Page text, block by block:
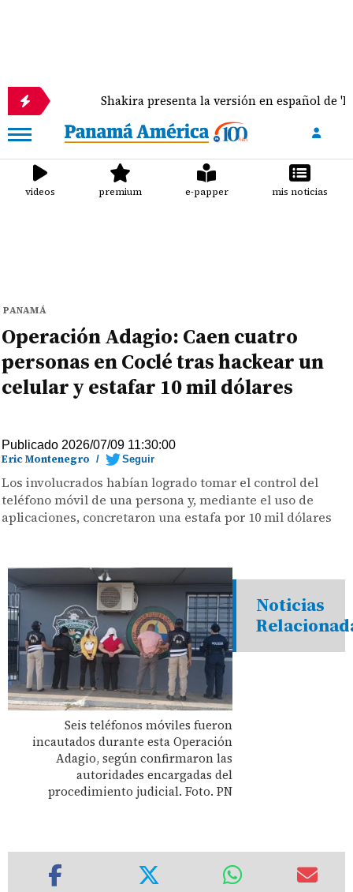
Shakira presenta la versión en español de 'Dai Dai', éxito
videos premium e-papper mis noticias
PANAMÁ
Operación Adagio: Caen cuatro
personas en Coclé tras hackear un
celular y estafar 10 mil dólares
Publicado 2026/07/09 11:30:00
Eric Montenegro / Seguir
Los involucrados habían logrado tomar el control del
teléfono móvil de una persona y, mediante el uso de
aplicaciones, concretaron una estafa por 10 mil dólares
Seis teléfonos móviles fueron
incautados durante esta Operación
Adagio, según confirmaron las
autoridades encargadas del
procedimiento judicial. Foto. PN
Noticias